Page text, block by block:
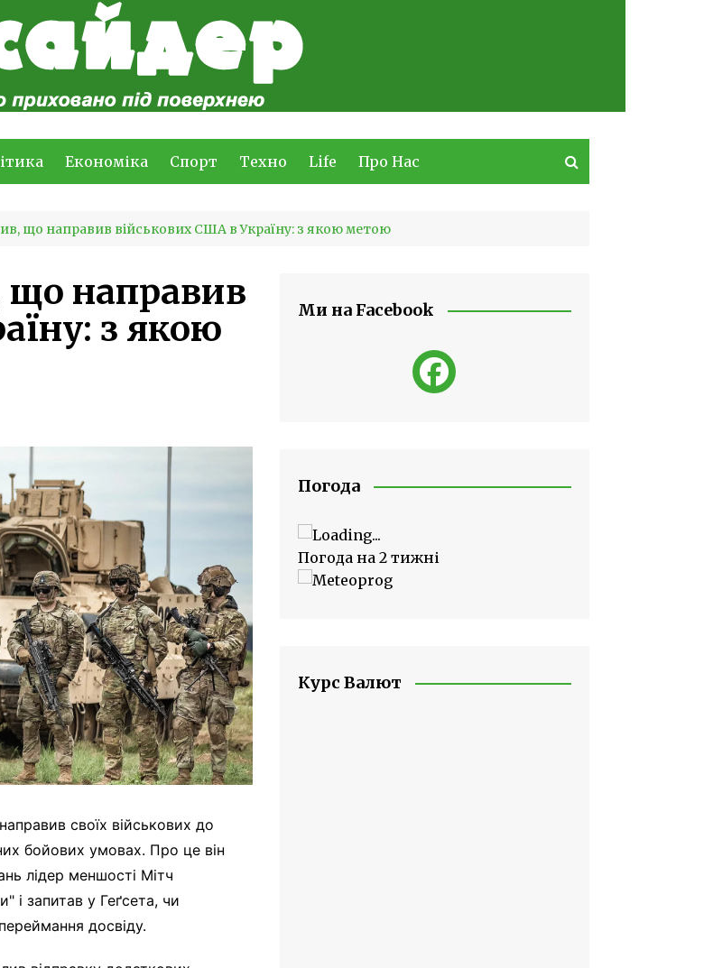
Економіка Спорт Техно Life Про Нас
що направив військових США в Україну: з якою метою
що направив
з якою
своїх військових до
бойових умовах. Про це він
лідер меншості Мітч
і запитав у Геґсета, чи
досвіду.
Ми на Facebook
Погода
Погода на 2 тижні
Курс Валют